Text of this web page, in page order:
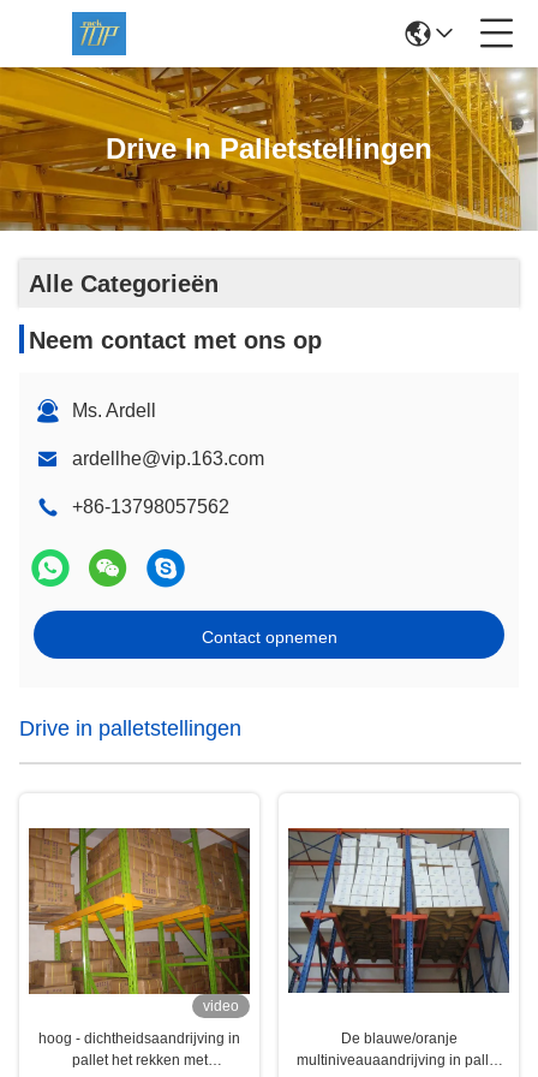
Drive In Palletstellingen
Alle Categorieën
Neem contact met ons op
Ms. Ardell
ardellhe@vip.163.com
+86-13798057562
Contact opnemen
Drive in palletstellingen
video
hoog - dichtheidsaandrijving in
pallet het rekken met
De blauwe/oranje
multiniveauaandrijving in pallet